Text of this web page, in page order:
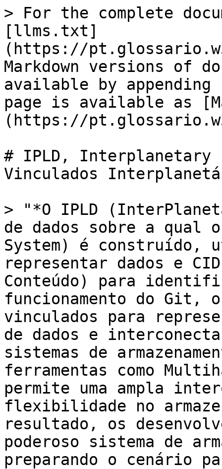
> For the complete
[llms.txt]
(https://
Markdown versions of
available by
page is available as
(https://
# IPLD, Interplanetary
Vinculados
> "*O IPLD
de dados sobre a qual
System) é construído,
representar dados e
Conteúdo) para
funcionamento do Git,
vinculados para
de dados e
sistemas de
ferramentas como
permite uma ampla
flexibilidade no
resultado, os
poderoso sistema de
preparando o cenário